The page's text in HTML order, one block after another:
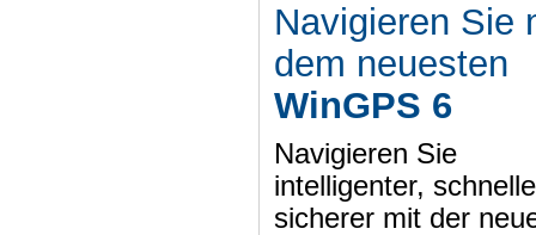
Navigieren Sie
dem neuesten
WinGPS 6
Navigieren Sie
intelligenter,
sicherer mit der